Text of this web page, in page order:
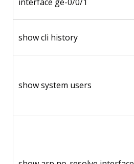
show cli history
show system users